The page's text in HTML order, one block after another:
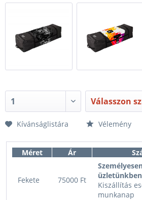
Válasszon
Kívánságlistára Vélemény
Méret Ár
Fekete 75000 Ft
Kiszállítás
munkanap